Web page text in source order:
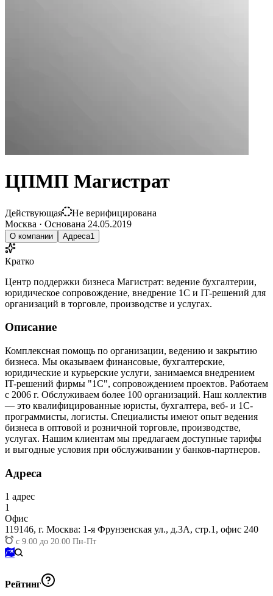
ЦПМП Магистрат
Действующая
Не верифицирована
Москва · Основана 24.05.2019
О компании Адреса1
Кратко
Центр поддержки бизнеса Магистрат: ведение бухгалтерии,
юридическое сопровождение, внедрение 1С и IT-решений для
организаций в торговле, производстве и услугах.
Описание
Комплексная помощь по организации, ведению и закрытию
бизнеса. Мы оказываем финансовые, бухгалтерские,
юридические и курьерские услуги, занимаемся внедрением
IT-решений фирмы "1С", сопровождением проектов. Работаем
с 2006 г. Обслуживаем более 100 организаций. Наш коллектив
— это квалифицированные юристы, бухгалтера, веб- и 1С-
программисты, логисты. Специалисты имеют опыт ведения
бизнеса в оптовой и розничной торговле, производстве,
услугах. Нашим клиентам мы предлагаем доступные тарифы
и выгодные условия при обслуживании у банков-партнеров.
Адреса
1 адрес
1
Офис
119146, г. Москва: 1-я Фрунзенская ул., д.3А, стр.1, офис 240
с 9.00 до 20.00 Пн-Пт
Рейтинг